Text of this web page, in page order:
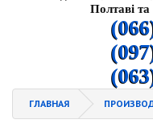
Полтаві та
ГЛАВНАЯ